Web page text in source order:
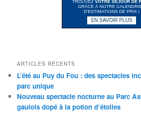
ARTICLES RÉCENTS
L’été au Puy du Fou : des spectacles
parc unique
Nouveau spectacle nocturne au Parc
gaulois dopé à la potion d’étoiles